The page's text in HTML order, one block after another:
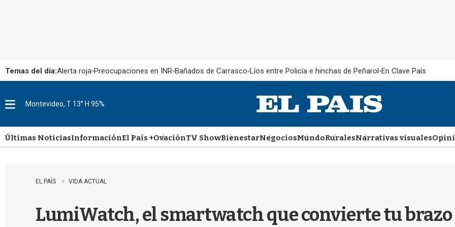
Temas del día:Alerta roja Preocupaciones en INR Bañados de Carrasco Líos entre Policía e hinchas de Peñarol En Clave País
u
Montevideo, T 13° H 95%
Últimas NoticiasInformaciónEl País +OvaciónTV ShowBienestarNegociosMundoRuralesNarrativas visuales
EL PAÍS VIDA ACTUAL
LumiWatch, el smartwatch que convierte tu